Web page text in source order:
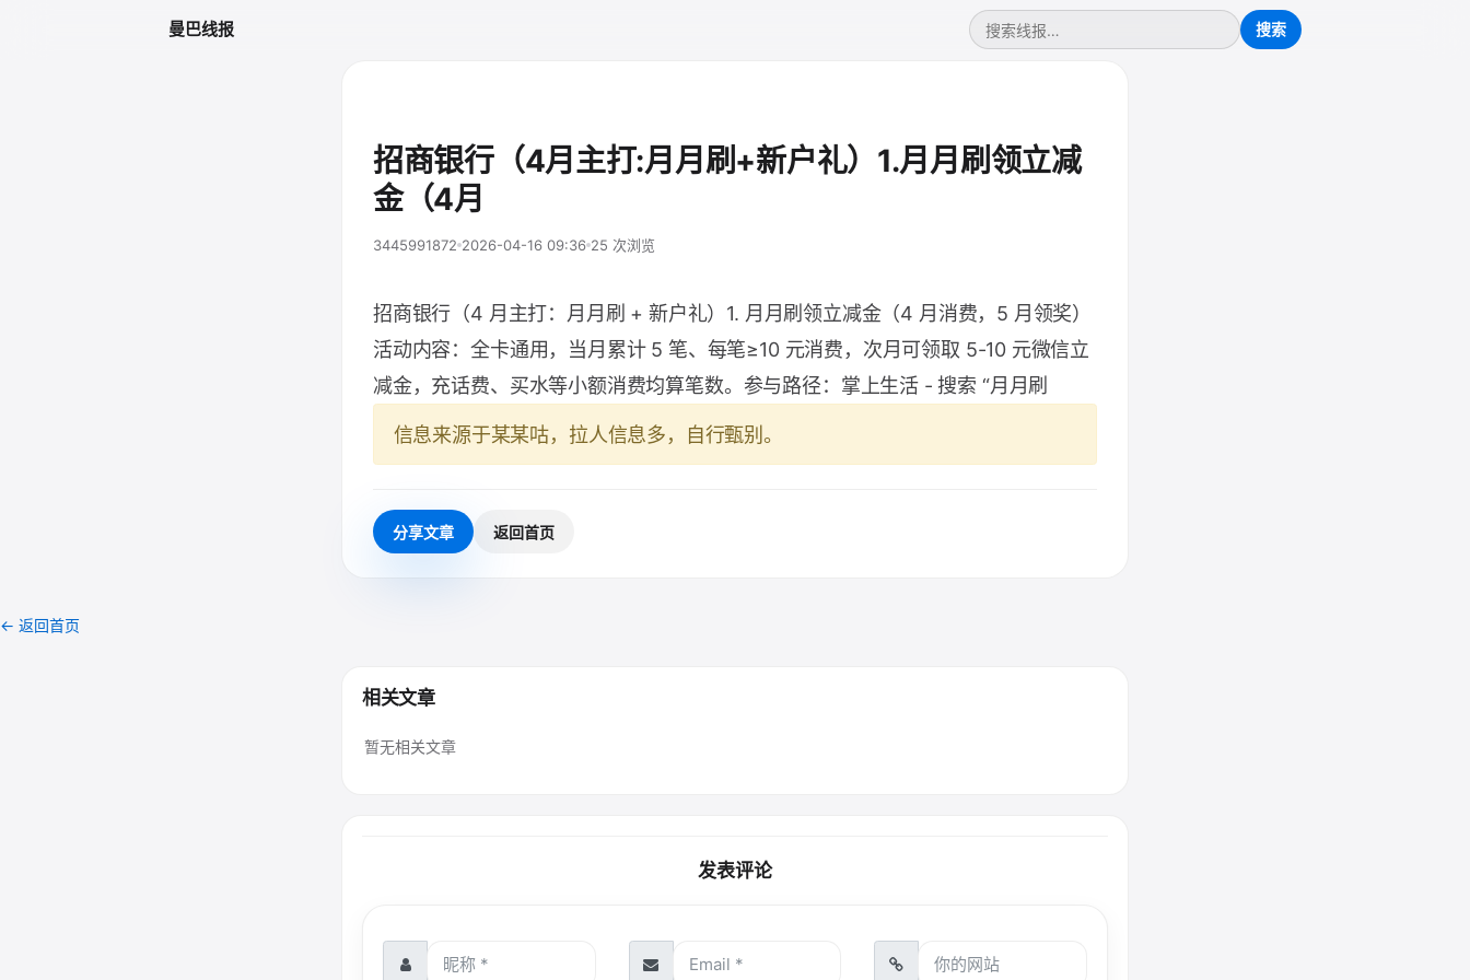
曼巴线报
招商银行（4月主打:月月刷+新户礼）1.月月刷领立减
金（4月
3445991872 2026-04-16 09:36 25 次浏览
招商银行（4 月主打：月月刷 + 新户礼）1. 月月刷领立减金（4 月消费，5 月领奖）
活动内容：全卡通用，当月累计 5 笔、每笔≥10 元消费，次月可领取 5-10 元微信立
减金，充话费、买水等小额消费均算笔数。参与路径：掌上生活 - 搜索 “月月刷
信息来源于某某咕，拉人信息多，自行甄别。
分享文章 返回首页
← 返回首页
相关文章
暂无相关文章
发表评论